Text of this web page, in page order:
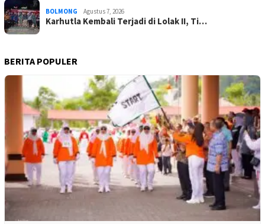
BOLMONG Agustus 7, 2026
Karhutla Kembali Terjadi di Lolak II, Ti…
BERITA POPULER